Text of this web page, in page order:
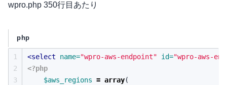
wpro.php 350行目あたり
php
1
2
3
<select name="wpro-aws-endpoint" id="wpro-aws-
<?php
$aws_regions = array(